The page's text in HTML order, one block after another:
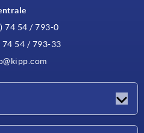
74 54 / 793-0
74 54 / 793-33